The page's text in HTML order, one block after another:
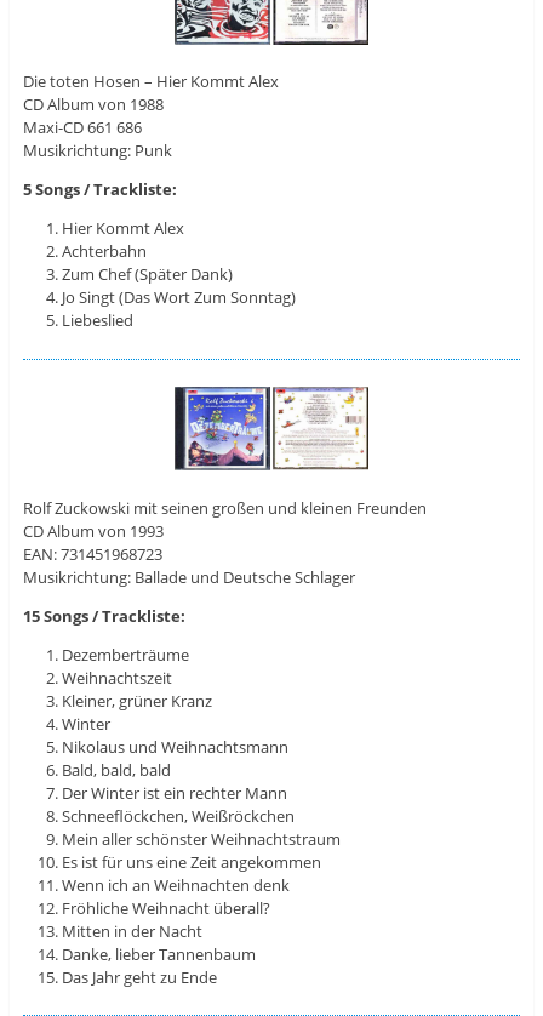
Die toten Hosen – Hier Kommt Alex
CD Album von 1988
Maxi-CD 661 686
Musikrichtung: Punk
5 Songs / Trackliste:
Hier Kommt Alex
Achterbahn
Zum Chef (Später Dank)
Jo Singt (Das Wort Zum Sonntag)
Liebeslied
Rolf Zuckowski mit seinen großen und kleinen Freunden
CD Album von 1993
EAN: 731451968723
Musikrichtung: Ballade und Deutsche Schlager
15 Songs / Trackliste:
Dezemberträume
Weihnachtszeit
Kleiner, grüner Kranz
Winter
Nikolaus und Weihnachtsmann
Bald, bald, bald
Der Winter ist ein rechter Mann
Schneeflöckchen, Weißröckchen
Mein aller schönster Weihnachtstraum
Es ist für uns eine Zeit angekommen
Wenn ich an Weihnachten denk
Fröhliche Weihnacht überall?
Mitten in der Nacht
Danke, lieber Tannenbaum
Das Jahr geht zu Ende